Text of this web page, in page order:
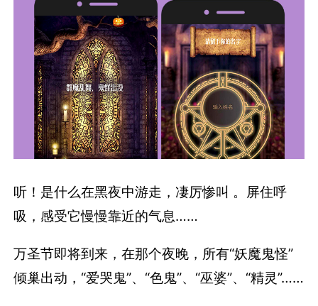
听！是什么在黑夜中游走，凄厉惨叫 。屏住呼
吸，感受它慢慢靠近的气息……
万圣节即将到来，在那个夜晚，所有“妖魔鬼怪”
倾巢出动，“爱哭鬼”、“色鬼”、“巫婆”、“精灵”……